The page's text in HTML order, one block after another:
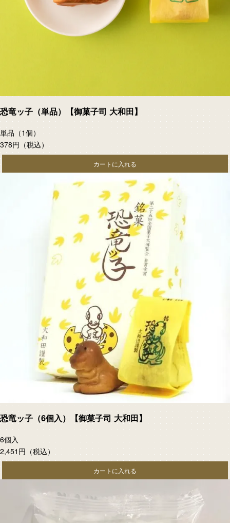
恐竜ッ子（単品）【御菓子司 大和田】
単品（1個）
378円 （税込）
カートに入れる
恐竜ッ子（6個入）【御菓子司 大和田】
6個入
2,451円 （税込）
カートに入れる